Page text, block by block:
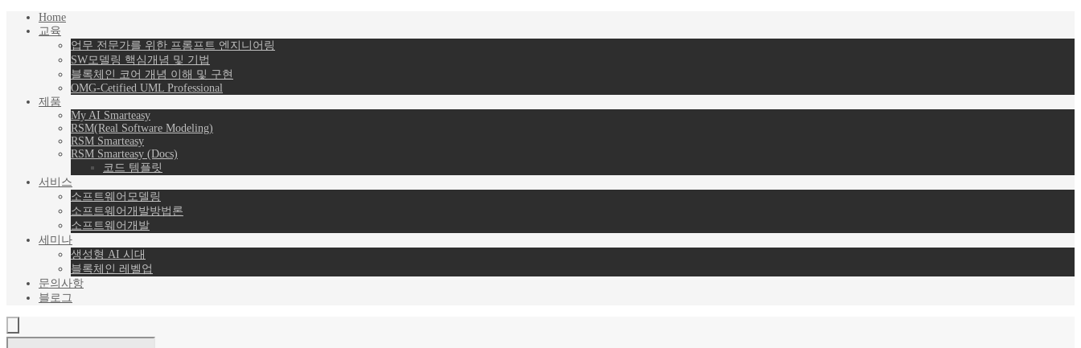
Home
교육
업무 전문가를 위한 프롬프트 엔지니어링
SW모델링 핵심개념 및 기법
블록체인 코어 개념 이해 및 구현
OMG-Cetified UML Professional
제품
My AI Smarteasy
RSM(Real Software Modeling)
RSM Smarteasy
RSM Smarteasy (Docs)
코드 템플릿
서비스
소프트웨어모델링
소프트웨어개발방법론
소프트웨어개발
세미나
생성형 AI 시대
블록체인 레벨업
문의사항
블로그